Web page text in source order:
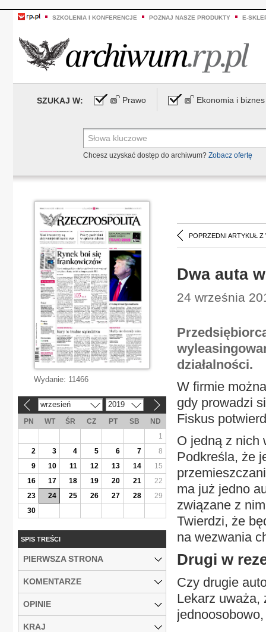
SZKOLENIA I KONFERENCJE POZNAJ NASZE PRODUKTY E-
SZUKAJ W: Prawo Ekonomia i biznes
Chcesz uzyskać dostęp do archiwum? Zobacz ofertę
POPRZEDNI ARTYKUŁ Z
Dwa auta
24 września
działalności.
W firmie
gdy prowadzi
Fiskus
O jedną z nich
Podkreśla, że
ma już jedno
związane z
Twierdzi, że
na wezwania
Drugi w
Czy drugie
Lekarz uważa,
Wydanie: 11466
wrzesień 2019
PN WT ŚR CZ PT SB
ND
1
2
3 4 5 6 7
8
9
10 11 12 13 14
15
16
17 18 19 20 21
22
23
24 25 26 27 28
29
30
SPIS TREŚCI
PIERWSZA STRONA
KOMENTARZE
OPINIE
KRAJ